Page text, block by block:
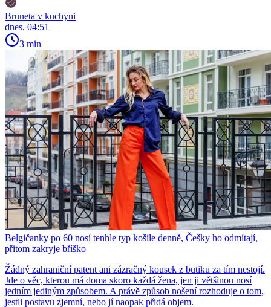
Bruneta v kuchyni
dnes, 04:51
3 min
Belgičanky po 60 nosí tenhle typ košile denně, Češky ho odmítají,
přitom zakryje bříško
Žádný zahraniční patent ani zázračný kousek z butiku za tím nestojí.
Jde o věc, kterou má doma skoro každá žena, jen ji většinou nosí
jedním jediným způsobem. A právě způsob nošení rozhoduje o tom,
jestli postavu zjemní, nebo jí naopak přidá objem.